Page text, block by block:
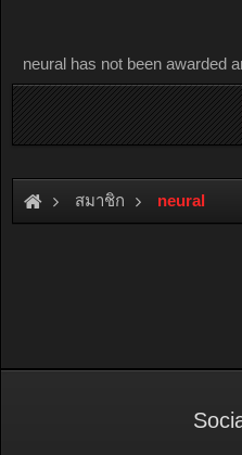
neural has not been awarded
สมาชิก neural